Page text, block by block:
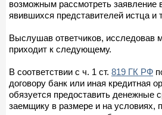
возможным рассмотреть заявление
явившихся представителей истца и
Выслушав ответчиков, исследовав
приходит к следующему.
В соответствии с ч. 1 ст. 819 ГК РФ
договору банк или иная кредитная
обязуется предоставить денежные
заемщику в размере и на условиях,